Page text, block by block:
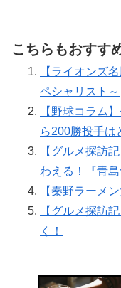
こちらもおすす
【ライオンズ
ペシャリスト～
【野球コラム
ら200勝投手は
【グルメ探訪
わえる！『青
【秦野ラーメ
【グルメ探訪
く！